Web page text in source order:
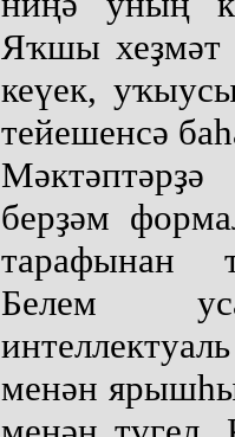
Яҡшы хеҙмәт
кеүек,
тейешенсә
берҙәм
тарафынан
Белем
менән